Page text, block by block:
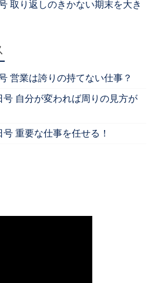
取り返しのきかない期末を大き
営業は誇りの持てない仕事？
自分が変われば周りの見方が
重要な仕事を任せる！